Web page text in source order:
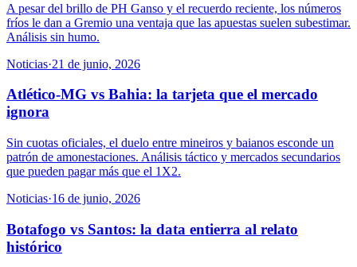
A pesar del brillo de PH Ganso y el recuerdo reciente, los números
fríos le dan a Gremio una ventaja que las apuestas suelen subestimar.
Análisis sin humo.
Noticias·21 de junio, 2026
Atlético-MG vs Bahia: la tarjeta que el mercado
ignora
Sin cuotas oficiales, el duelo entre mineiros y baianos esconde un
patrón de amonestaciones. Análisis táctico y mercados secundarios
que pueden pagar más que el 1X2.
Noticias·16 de junio, 2026
Botafogo vs Santos: la data entierra al relato
histórico